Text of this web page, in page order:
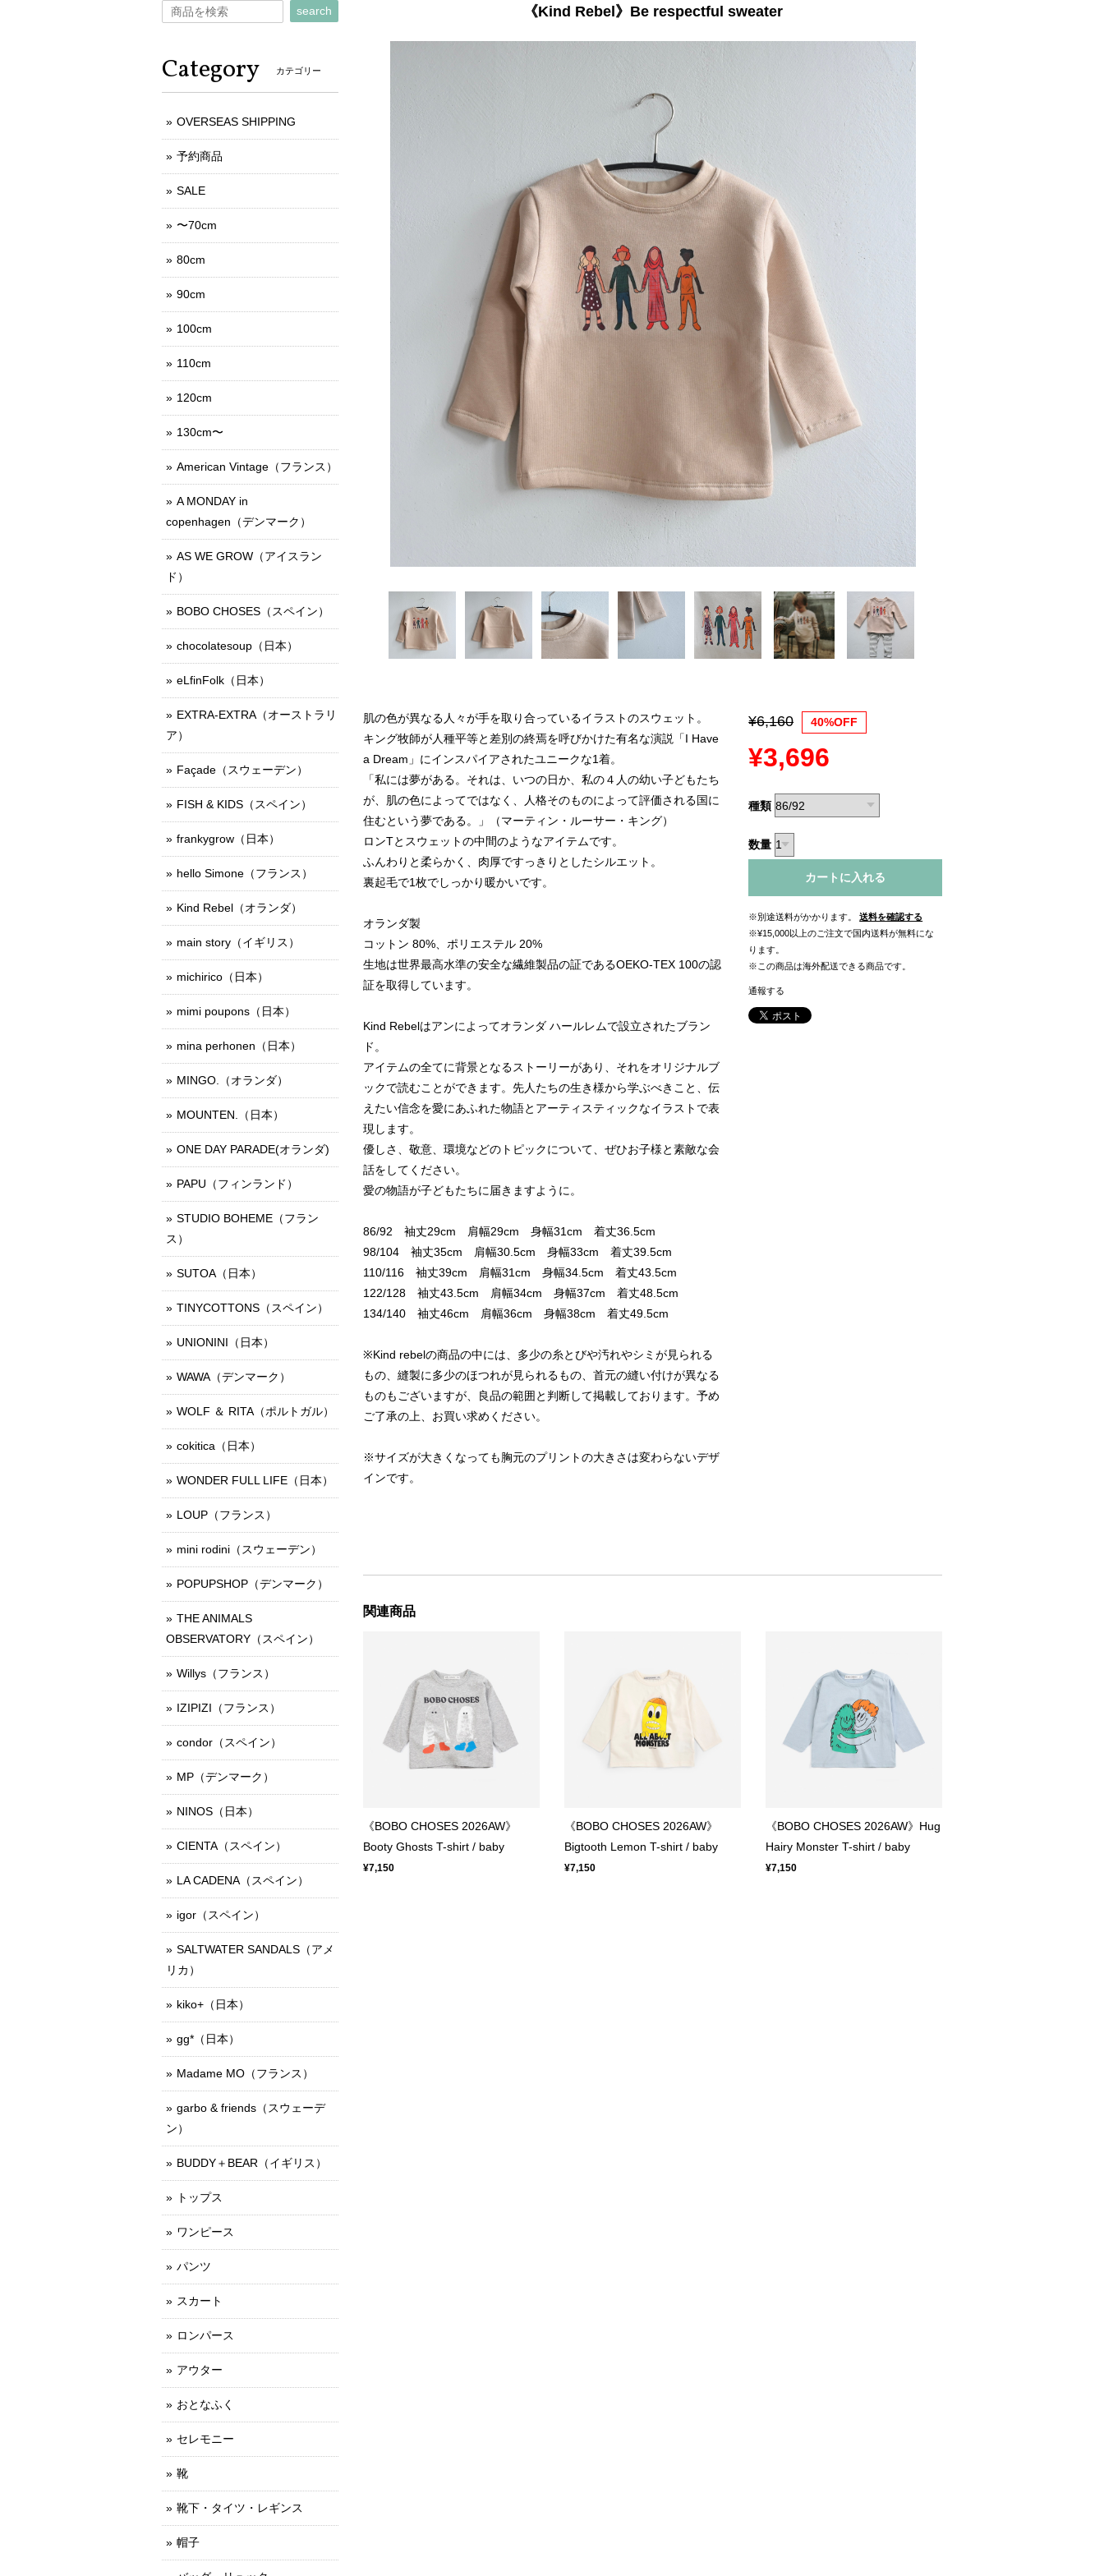
《Kind Rebel》Be respectful sweater
肌の色が異なる人々が手を取り合っているイラストのスウェット。
キング牧師が人種平等と差別の終焉を呼びかけた有名な演説「I Have
a Dream」にインスパイアされたユニークな1着。
「私には夢がある。それは、いつの日か、私の４人の幼い子どもたち
が、肌の色によってではなく、人格そのものによって評価される国に
住むという夢である。」（マーティン・ルーサー・キング）
ロンTとスウェットの中間のようなアイテムです。
ふんわりと柔らかく、肉厚ですっきりとしたシルエット。
裏起毛で1枚でしっかり暖かいです。
オランダ製
コットン 80%、ポリエステル 20%
生地は世界最高水準の安全な繊維製品の証であるOEKO-TEX 100の認
証を取得しています。
Kind Rebelはアンによってオランダ ハールレムで設立されたブラン
ド。
アイテムの全てに背景となるストーリーがあり、それをオリジナルブ
ックで読むことができます。先人たちの生き様から学ぶべきこと、伝
えたい信念を愛にあふれた物語とアーティスティックなイラストで表
現します。
優しさ、敬意、環境などのトピックについて、ぜひお子様と素敵な会
話をしてください。
愛の物語が子どもたちに届きますように。
86/92 袖丈29cm 肩幅29cm 身幅31cm 着丈36.5cm
98/104 袖丈35cm 肩幅30.5cm 身幅33cm 着丈39.5cm
110/116 袖丈39cm 肩幅31cm 身幅34.5cm 着丈43.5cm
122/128 袖丈43.5cm 肩幅34cm 身幅37cm 着丈48.5cm
134/140 袖丈46cm 肩幅36cm 身幅38cm 着丈49.5cm
※Kind rebelの商品の中には、多少の糸とびや汚れやシミが見られる
もの、縫製に多少のほつれが見られるもの、首元の縫い付けが異なる
ものもございますが、良品の範囲と判断して掲載しております。予め
ご了承の上、お買い求めください。
※サイズが大きくなっても胸元のプリントの大きさは変わらないデザ
インです。
¥6,160 40%OFF
¥3,696
種類
数量
カートに入れる
※別途送料がかかります。
送料を確認する
※¥15,000以上のご注文で国内送料が無料にな
ります。
※この商品は海外配送できる商品です。
通報する
関連商品
《BOBO CHOSES 2026AW》
Booty Ghosts T-shirt / baby
¥7,150
《BOBO CHOSES 2026AW》
Bigtooth Lemon T-shirt / baby
¥7,150
《BOBO CHOSES 2026AW》Hug
Hairy Monster T-shirt / baby
¥7,150
search
Category カテゴリー
OVERSEAS SHIPPING
予約商品
SALE
〜70cm
80cm
90cm
100cm
110cm
120cm
130cm〜
American Vintage（フランス）
A MONDAY in
copenhagen（デンマーク）
AS WE GROW（アイスラン
ド）
BOBO CHOSES（スペイン）
chocolatesoup（日本）
eLfinFolk（日本）
EXTRA-EXTRA（オーストラリ
ア）
Façade（スウェーデン）
FISH & KIDS（スペイン）
frankygrow（日本）
hello Simone（フランス）
Kind Rebel（オランダ）
main story（イギリス）
michirico（日本）
mimi poupons（日本）
mina perhonen（日本）
MINGO.（オランダ）
MOUNTEN.（日本）
ONE DAY PARADE(オランダ)
PAPU（フィンランド）
STUDIO BOHEME（フラン
ス）
SUTOA（日本）
TINYCOTTONS（スペイン）
UNIONINI（日本）
WAWA（デンマーク）
WOLF ＆ RITA（ポルトガル）
cokitica（日本）
WONDER FULL LIFE（日本）
LOUP（フランス）
mini rodini（スウェーデン）
POPUPSHOP（デンマーク）
THE ANIMALS
OBSERVATORY（スペイン）
Willys（フランス）
IZIPIZI（フランス）
condor（スペイン）
MP（デンマーク）
NINOS（日本）
CIENTA（スペイン）
LA CADENA（スペイン）
igor（スペイン）
SALTWATER SANDALS（アメ
リカ）
kiko+（日本）
gg*（日本）
Madame MO（フランス）
garbo & friends（スウェーデ
ン）
BUDDY＋BEAR（イギリス）
トップス
ワンピース
パンツ
スカート
ロンパース
アウター
おとなふく
セレモニー
靴
靴下・タイツ・レギンス
帽子